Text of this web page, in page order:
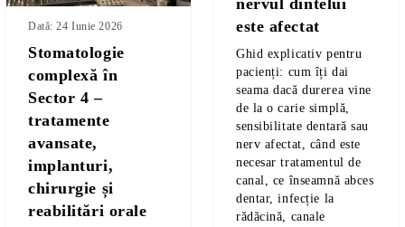
despre
Stomatologie
complexă în
Sector 4 –
tratamente
avansate,
implanturi,
chirurgie și
reabilitări orale
Dată: 24 Iunie 2026
nervul dintelui
este afectat
Ghid explicativ pentru
pacienți: cum îți dai
seama dacă durerea vine
de la o carie simplă,
sensibilitate dentară sau
nerv afectat, când este
necesar tratamentul de
canal, ce înseamnă abces
dentar, infecție la
rădăcină, canale